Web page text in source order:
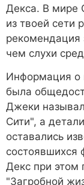
Декса. В мире
из твоей сети
рекомендация
чем слухи
Информация о
была
Джеки
Сити", а
оставались
состоявшихся
Декс при этом
"Загробной